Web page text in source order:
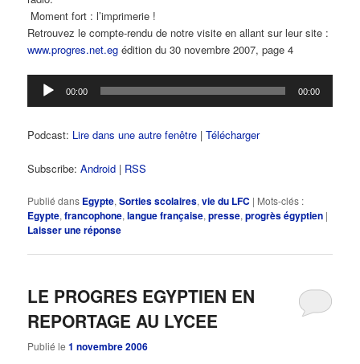
Moment fort : l’imprimerie !
Retrouvez le compte-rendu de notre visite en allant sur leur site :
www.progres.net.eg édition du 30 novembre 2007, page 4
Lecteur
audio
00:00 00:00
Podcast: Lire dans une autre fenêtre |Télécharger
Subscribe:Android | RSS
Publié dans Egypte,Sorties scolaires,vie du LFC | Mots-clés :
Egypte,francophone,langue française,presse,progrès égyptien |
Laisser une réponse
LE PROGRES EGYPTIEN EN
REPORTAGE AU LYCEE
Publié le1 novembre 2006